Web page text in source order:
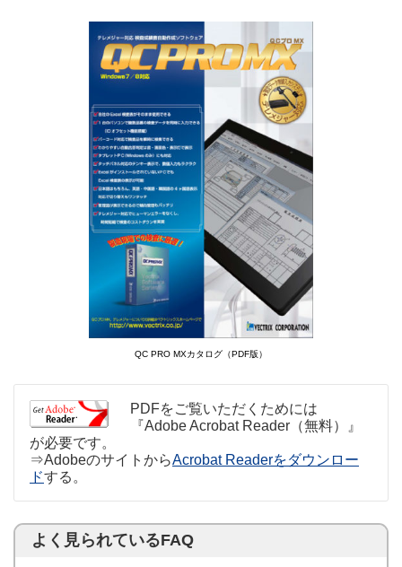
QC PRO MXカタログ（PDF版）
PDFをご覧いただくためには
『Adobe Acrobat Reader（無料）』
が必要です。
⇒AdobeのサイトからAcrobat Readerをダウンロー
ドする。
よく見られているFAQ